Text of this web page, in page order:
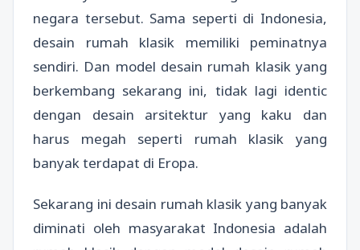
negara tersebut. Sama seperti di Indonesia,
desain rumah klasik memiliki peminatnya
sendiri. Dan model desain rumah klasik yang
berkembang sekarang ini, tidak lagi identic
dengan desain arsitektur yang kaku dan
harus megah seperti rumah klasik yang
banyak terdapat di Eropa.
Sekarang ini desain rumah klasik yang banyak
diminati oleh masyarakat Indonesia adalah